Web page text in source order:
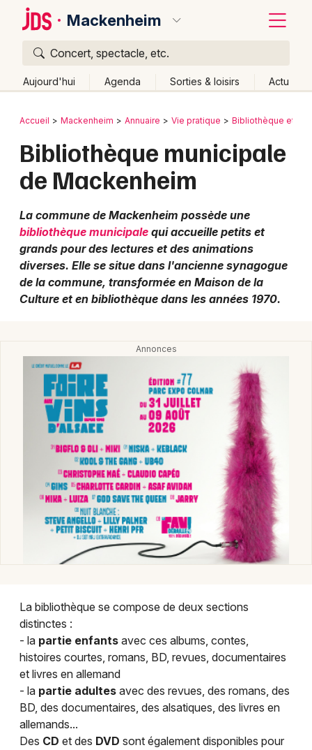
Mackenheim
Concert, spectacle, etc.
Aujourd'hui Agenda Sorties & loisirs Actu
Publier un événement
Activité & Expérience
Manifestations
Foires & salons
Concerts
Sports
Soirées
Sorties famille
Sorties & loisirs
Bibliothèque et médiathèque dans le Grand Est
Jeux concours
Newsletter des sorties
Bordeaux
Colmar
Lyon
Marseille
Mulhouse
Nice
Paris
Strasbourg
Toutes les villes
Retour
Accueil Mackenheim Annuaire Vie pratique Bibliothèque et
Bibliothèque municipale
de Mackenheim
La commune de Mackenheim possède une
bibliothèque municipale qui accueille petits et
grands pour des lectures et des animations
diverses. Elle se situe dans l'ancienne synagogue
de la commune, transformée en Maison de la
Culture et en bibliothèque dans les années 1970.
La bibliothèque se compose de deux sections
distinctes :
- la partie enfants avec ces albums, contes,
histoires courtes, romans, BD, revues, documentaires
et livres en allemand
- la partie adultes avec des revues, des romans, des
BD, des documentaires, des alsatiques, des livres en
allemands...
Des CD et des DVD sont également disponibles pour
Quoi ?
Où ?
Partout
Près de moi Changer de lieu
Quand ?
Demain Ce week-end Autre